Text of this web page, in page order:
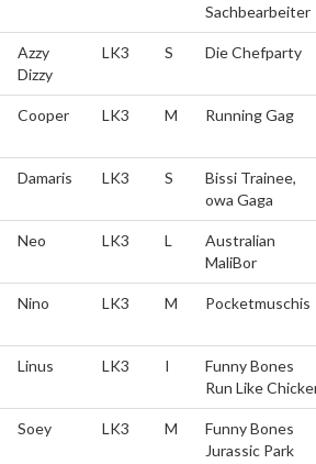
Sachbearbeiter
Azzy
Dizzy
LK3 S Die Chefparty
Cooper LK3 M Running Gag
Damaris LK3 S
Bissi Trainee,
owa Gaga
Neo LK3 L
Australian
MaliBor
Nino LK3 M Pocketmuschis
Linus LK3 I
Funny Bones
Run Like
Soey LK3 M
Funny Bones
Jurassic Park